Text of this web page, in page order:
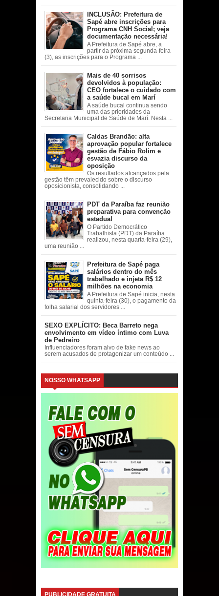
INCLUSÃO: Prefeitura de
Sapé abre inscrições para
Programa CNH Social; veja
documentação necessária!
A Prefeitura de Sapé abre, a
partir da próxima segunda-feira
(3), as inscrições para o Programa ...
Mais de 40 sorrisos
devolvidos à população:
CEO fortalece o cuidado com
a saúde bucal em Marí
A saúde bucal continua sendo
uma das prioridades da
Secretaria Municipal de Saúde de Marí. Nesta ...
Caldas Brandão: alta
aprovação popular fortalece
gestão de Fábio Rolim e
esvazia discurso da
oposição
Os resultados alcançados pela
gestão têm prevalecido sobre o discurso
oposicionista, consolidando ...
PDT da Paraíba faz reunião
preparativa para convenção
estadual
O Partido Democrático
Trabalhista (PDT) da Paraíba
realizou, nesta quarta-feira (29),
uma reunião ...
Prefeitura de Sapé paga
salários dentro do mês
trabalhado e injeta R$ 12
milhões na economia
A Prefeitura de Sapé inicia, nesta
quinta-feira (30), o pagamento da
folha salarial dos servidores ...
SEXO EXPLÍCITO: Beca Barreto nega
envolvimento em vídeo íntimo com Luva
de Pedreiro
Influenciadores foram alvo de fake news ao
serem acusados de protagonizar um conteúdo ...
NOSSO WHATSAPP
PUBLICIDADE GRATUITA